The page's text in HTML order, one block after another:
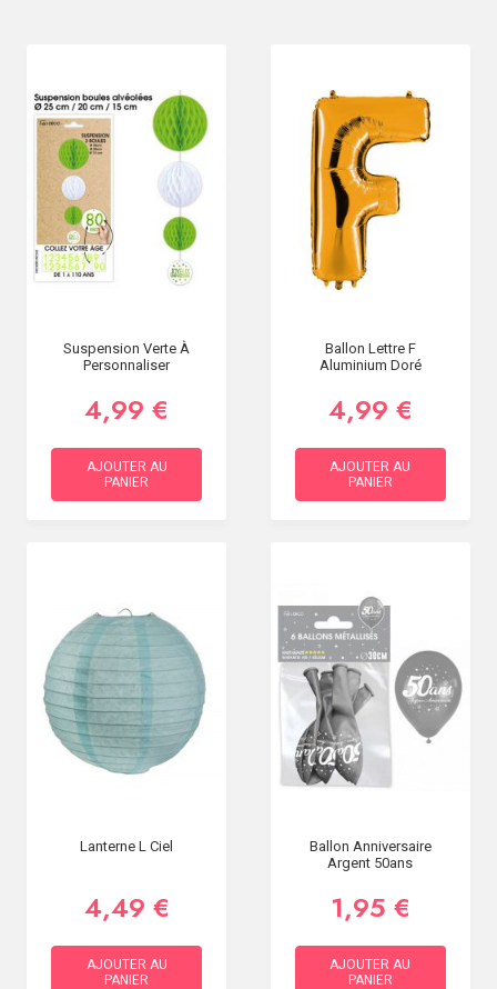
Suspension Verte À
Personnaliser
4,99 €
AJOUTER AU
PANIER
Ballon Lettre F
Aluminium Doré
4,99 €
AJOUTER AU
PANIER
Lanterne L Ciel
4,49 €
AJOUTER AU
PANIER
Ballon Anniversaire
Argent 50ans
1,95 €
AJOUTER AU
PANIER